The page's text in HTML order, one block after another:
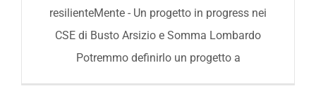
resilienteMente - Un progetto in progress nei
CSE di Busto Arsizio e Somma Lombardo
Potremmo definirlo un progetto a